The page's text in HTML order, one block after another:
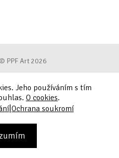
PPF Art 2026
používání
soukromí
Jeho používáním s tím
O cookies.
|Ochrana soukromí